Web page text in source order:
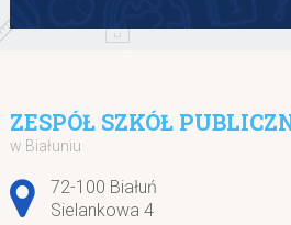
ZESPÓŁ SZKÓŁ
w Białuniu
Adres pocztowy:
72-100 Białuń
Sielankowa 4